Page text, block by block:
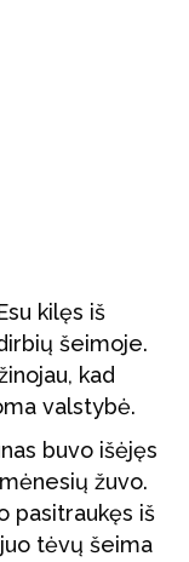
kilęs iš
šeimoje.
kad
valstybė.
buvo išėjęs
žuvo.
pasitraukęs iš
tėvų šeima